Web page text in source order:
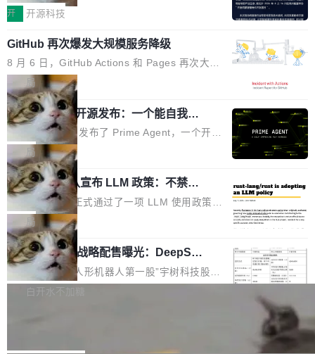
度宣传的。」 这才是真正的痛点。不是所有论文
都有问题，是最吸引眼球的那批论文最有问题。
他引用的帖子来自 Mathew Shen，一位 ICLR 2
026 的读者：「看了篇 ...
认为现代 AI 领域最重要的三个开源项目。 第一
个名字毫无悬念：Flash Attention 2。 Hieu 的
理由很具体。FA 系列不需要解释，但 FA2 是他
认为最重要的一个——复杂度恰到好处，刚好能
驱动你去学 CuTe，但还没被那些"邪恶的" Hopp
er++ 优化所淹没，足够容易修改和适配。 更关
键的是 FA2 的持久性...
单点设备迈向智能化、网联化、协同化发展。作
鸿蒙通过统一技术底座和分布式能力，为不同类
型智能设备的开发、连接与互联提供关键支撑，
也为产业链企业探索产品创新与商业增长打开新
的空间。 8月14日，开源鸿蒙智能硬件开发者日
（OHDD：OpenHarmony Hardware Develope
r Day）将在杭州启航。活动面向智能硬件产业
链企业和开发者，邀请行业专家与资深技术顾
问，围绕开源鸿蒙技术能力、设备适配、芯片适
配、功耗与稳定性调优、兼容性测评及统一互联
等内容展开系统讲解和实战交流，帮助企业进一
步了解开源鸿蒙在智能...
开 开源科技
GitHub 再次爆发大规模服务降级
8 月 6 日，GitHub Actions 和 Pages 再次大规
模服务降级，Actions 完全不可用超过 5 小时，
webhook 停发，连自托管 runner 也因调度层故
障无法工作。Pages、Copilot code review、C
opilot coding agent 全部受影响。从检测到完全
恢复，大约 12 小时。 这是 2026 年 8 月的第六
起事故，其中四起与 AI/Copilot 服务相关。 Git
Hub 员工 kdaigle 在 HN 讨论中贴出了一组数
据：2025 年全年 10 亿次 commit。现在，每周
2.75 亿次，全年预计 140 亿次。GitHub...
局
Prime Agent 开源发布：一个能自我改
进的编程 Agent，ARC-AGI 3 超越人类
专家基线
Prime Intellect 发布了 Prime Agent，一个开源
的编程 Agent Harness，核心设计围绕两个抽
象：Recursive Language Model（RLM）和 C
ontinual Harness。在 ARC-AGI 3 基准测试
上，Prime Agent + Opus 5 的组合达到了 95.
5% RHAE Best@1，超过了 ARC 报告的人类专
家基线 95.4%。 不是又一个 coding agent 包装
器 Prime Agent 的架构和市面上大多数 coding
agent 有本质区别。大多数 agent harness 的设
计是基于早期模型的能力—...
局
Rust 项目团队宣布 LLM 政策：不禁
止，但你要承认哪些代码不是你写的
Rust 语言项目正式通过了一项 LLM 使用政策，
覆盖 rust-lang/rust 单一仓库的代码贡献。这不
是项目级别的官方立场，目前由五个团队采纳，
但它可能是主流开源项目中关于 AI 辅助贡献最
细致的一份规则。 政策的核心只有一句话：LLM
可以用来分析、提炼、审阅、建议，但不能用来
局
宇树科技 IPO 战略配售曝光：DeepSe
ek 获配 93.3 万股，锁定 36 个月
8月6日晚间，“人形机器人第一股”宇树科技股份
有限公司披露IPO发行价格及战略配售结果，杭
白开水不加糖